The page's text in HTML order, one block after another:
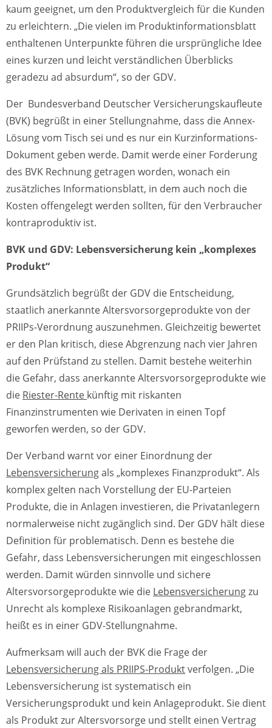
kaum geeignet, um den Produktvergleich für die Kunden
zu erleichtern. „Die vielen im Produktinformationsblatt
enthaltenen Unterpunkte führen die ursprüngliche Idee
eines kurzen und leicht verständlichen Überblicks
geradezu ad absurdum“, so der GDV.
Der Bundesverband Deutscher Versicherungskaufleute
(BVK) begrüßt in einer Stellungnahme, dass die Annex-
Lösung vom Tisch sei und es nur ein Kurzinformations-
Dokument geben werde. Damit werde einer Forderung
des BVK Rechnung getragen worden, wonach ein
zusätzliches Informationsblatt, in dem auch noch die
Kosten offengelegt werden sollten, für den Verbraucher
kontraproduktiv ist.
BVK und GDV: Lebensversicherung kein „komplexes
Produkt“
Grundsätzlich begrüßt der GDV die Entscheidung,
staatlich anerkannte Altersvorsorgeprodukte von der
PRIIPs-Verordnung auszunehmen. Gleichzeitig bewertet
er den Plan kritisch, diese Abgrenzung nach vier Jahren
auf den Prüfstand zu stellen. Damit bestehe weiterhin
die Gefahr, dass anerkannte Altersvorsorgeprodukte wie
die Riester-Rente künftig mit riskanten
Finanzinstrumenten wie Derivaten in einen Topf
geworfen werden, so der GDV.
Der Verband warnt vor einer Einordnung der
Lebensversicherungals „komplexes Finanzprodukt“. Als
komplex gelten nach Vorstellung der EU-Parteien
Produkte, die in Anlagen investieren, die Privatanlegern
normalerweise nicht zugänglich sind. Der GDV hält diese
Definition für problematisch. Denn es bestehe die
Gefahr, dass Lebensversicherungen mit eingeschlossen
werden. Damit würden sinnvolle und sichere
Altersvorsorgeprodukte wie die Lebensversicherungzu
Unrecht als komplexe Risikoanlagen gebrandmarkt,
heißt es in einer GDV-Stellungnahme.
Aufmerksam will auch der BVK die Frage der
Lebensversicherung als PRIIPS-Produktverfolgen. „Die
Lebensversicherung ist systematisch ein
Versicherungsprodukt und kein Anlageprodukt. Sie dient
als Produkt zur Altersvorsorge und stellt einen Vertrag